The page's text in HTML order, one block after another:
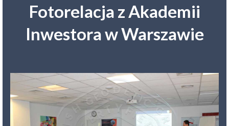
Fotorelacja z Akademii
Inwestora w Warszawie